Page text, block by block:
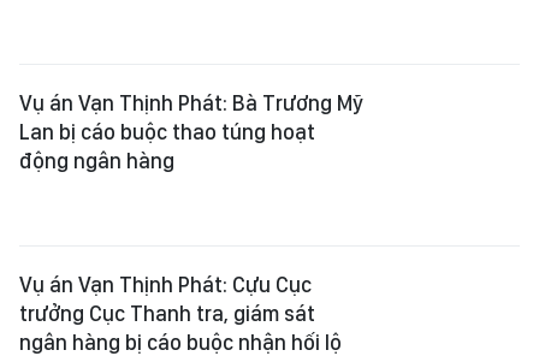
Vụ án Vạn Thịnh Phát: Bà Trương Mỹ
Lan bị cáo buộc thao túng hoạt
động ngân hàng
Vụ án Vạn Thịnh Phát: Cựu Cục
trưởng Cục Thanh tra, giám sát
ngân hàng bị cáo buộc nhận hối lộ